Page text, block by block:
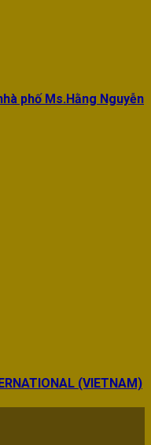
phố Ms.Hằng Nguyễn
(VIETNAM)